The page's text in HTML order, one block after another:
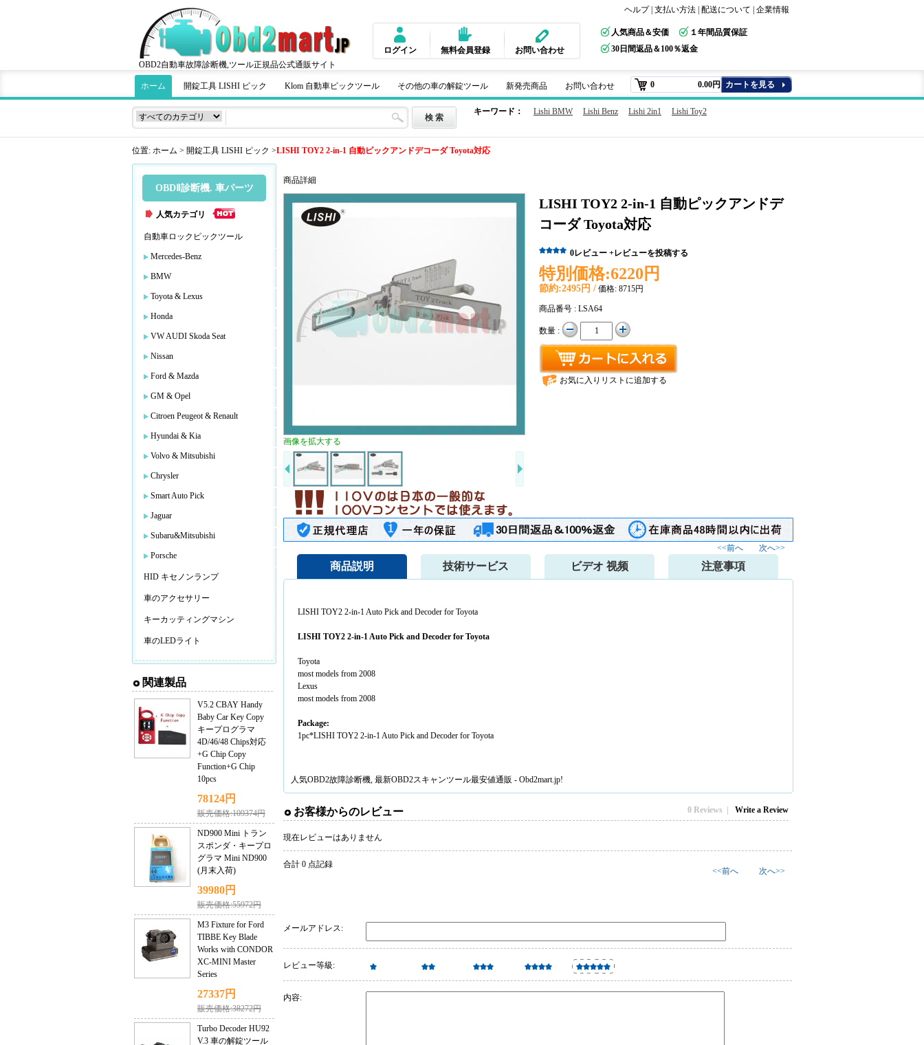
OBD2自動車故障診断機,ツール正規品公式通販サイト
ヘルプ 支払い方法 配送について 企業情報
ログイン 無料会員登録 お問い合わせ
人気商品＆安価
１年間品質保証
30日間返品＆100％返金
ホーム 開錠工具 LISHI ピック Klom 自動車ピックツール その他の車の解錠ツール 新発売商品 お問い合わせ 0 0.00円 カートを見る
キーワード： Lishi BMW Lishi Benz Lishi 2in1 Lishi Toy2
位置: ホーム > 開錠工具 LISHI ピック >LISHI TOY2 2-in-1 自動ピックアンドデコーダ Toyota対応
OBDⅡ診断機. 車パーツ
人気カテゴリ
自動車ロックピックツール
Mercedes-Benz
BMW
Toyota & Lexus
Honda
VW AUDI Skoda Seat
Nissan
Ford & Mazda
GM & Opel
Citroen Peugeot & Renault
Hyundai & Kia
Volvo & Mitsubishi
Chrysler
Smart Auto Pick
Jaguar
Subaru&Mitsubishi
Porsche
HID キセノンランプ
車のアクセサリー
キーカッティングマシン
車のLEDライト
関連製品
V5.2 CBAY Handy
Baby Car Key Copy
キープログラマ
4D/46/48 Chips対応
+G Chip Copy
Function+G Chip
10pcs
78124円
販売価格:109374円
ND900 Mini トラン
スポンダ・キープロ
グラマ Mini ND900
(月末入荷)
39980円
販売価格:55972円
M3 Fixture for Ford
TIBBE Key Blade
Works with CONDOR
XC-MINI Master
Series
27337円
販売価格:38272円
Turbo Decoder HU92
V.3 車の解錠ツール
商品詳細
画像を拡大する
LISHI TOY2 2-in-1 自動ピックアンドデ
コーダ Toyota対応
0レビュー +レビューを投稿する
特別価格:6220円
節約:2495円 / 価格: 8715円
商品番号 : LSA64
数量 :
お気に入りリストに追加する
<<前へ 次へ>>
商品説明
LISHI TOY2 2-in-1 Auto Pick and Decoder for Toyota
LISHI TOY2 2-in-1 Auto Pick and Decoder for Toyota
Toyota
most models from 2008
Lexus
most models from 2008
Package:
1pc*LISHI TOY2 2-in-1 Auto Pick and Decoder for Toyota
人気OBD2故障診断機, 最新OBD2スキャンツール最安値通販 - Obd2mart.jp!
技術サービス ビデオ 视频 注意事項
お客様からのレビュー 0 Reviews | Write a Review
現在レビューはありません
合計 0 点記録
<<前へ 次へ>>
メールアドレス:
レビュー等級:
内容: